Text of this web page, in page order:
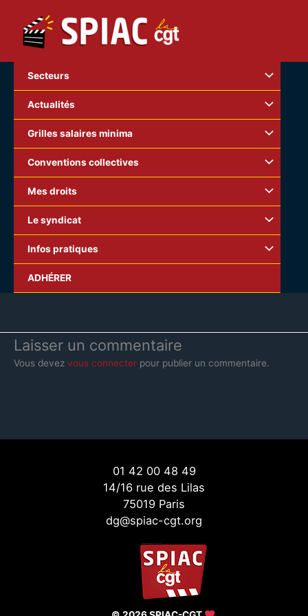
contenu
Secteurs
Actualités
Grilles salaires minima
Conventions collectives
Mes droits
Le syndicat
Infos pratiques
ADHÉRER
Laisser un commentaire
Vous devez vous connecter pour publier un commentaire.
01 42 00 48 49
14/16 rue des Lilas
75019 Paris
dg@spiac-cgt.org